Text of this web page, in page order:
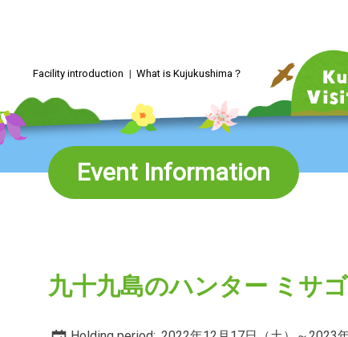
Facility introduction What is Kujukushima？
Event Information
九十九島のハンター ミサ